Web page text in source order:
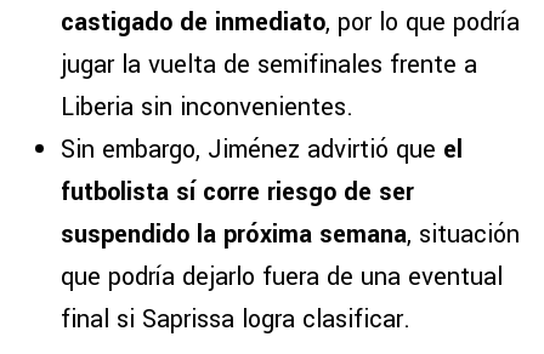
castigado de inmediato, por lo que podría
jugar la vuelta de semifinales frente a
Liberia sin inconvenientes.
Sin embargo, Jiménez advirtió que el
futbolista sí corre riesgo de ser
suspendido la próxima semana, situación
que podría dejarlo fuera de una eventual
final si Saprissa logra clasificar.